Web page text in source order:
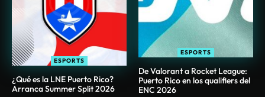
ESPORTS
¿Qué es la LNE Puerto Rico?
Arranca Summer Split 2026
ESPORTS
De Valorant a Rocket League:
Puerto Rico en los qualifiers del
ENC 2026